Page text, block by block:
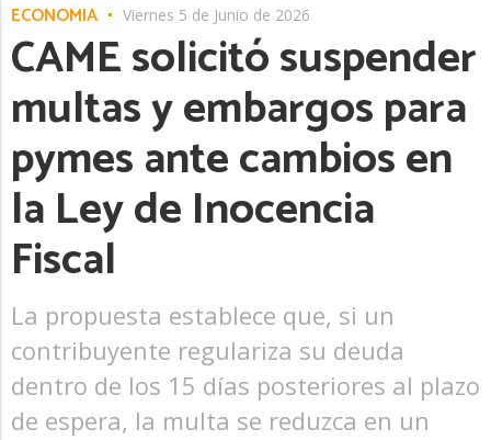
ECONOMÍA Viernes 5 de Junio de 2026
CAME solicitó suspender
multas y embargos para
pymes ante cambios en
la Ley de Inocencia
Fiscal
La propuesta establece que, si un
contribuyente regulariza su deuda
dentro de los 15 días posteriores al plazo
de espera, la multa se reduzca en un